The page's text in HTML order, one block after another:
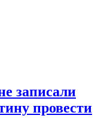
записали
провести